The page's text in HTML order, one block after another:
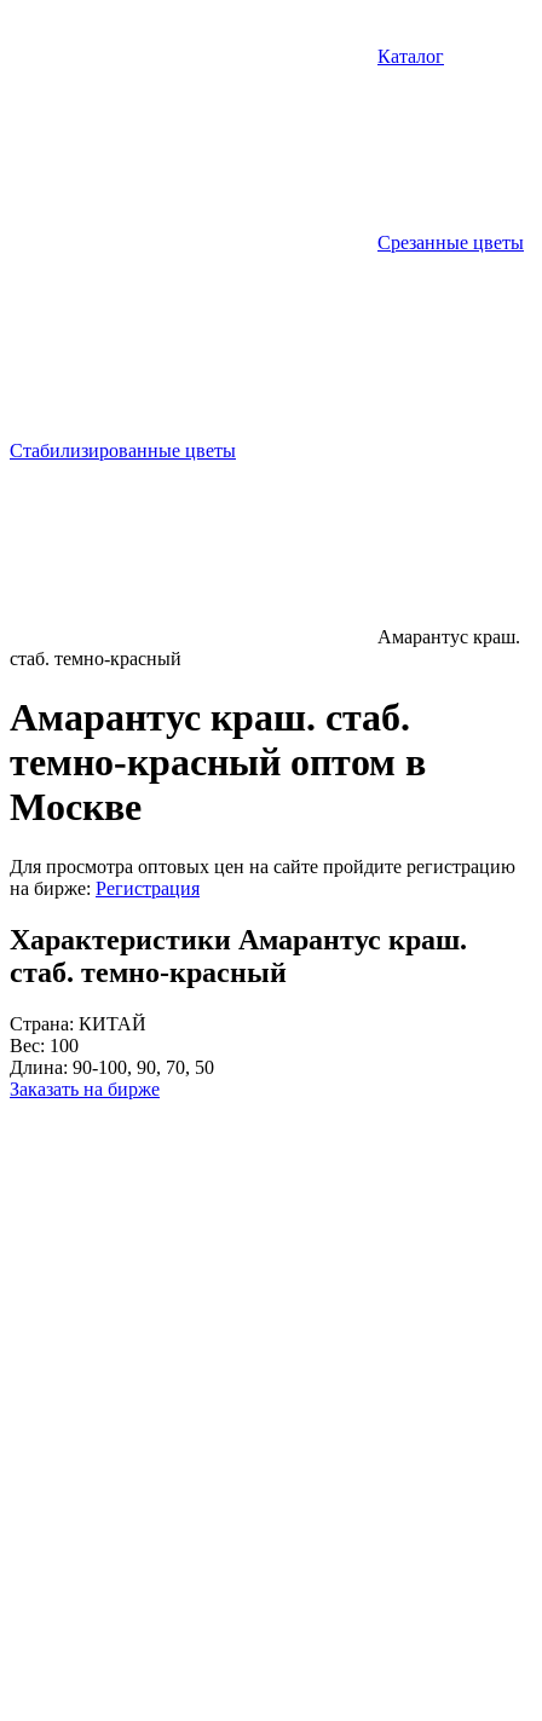
Каталог
Срезанные цветы
Стабилизированные цветы
Амарантус краш.
стаб. темно-красный
Амарантус краш. стаб.
темно-красный оптом в
Москве
Для просмотра оптовых цен на сайте пройдите регистрацию
на бирже: Регистрация
Характеристики Амарантус краш.
стаб. темно-красный
Страна: КИТАЙ
Вес: 100
Длина: 90-100, 90, 70, 50
Заказать на бирже